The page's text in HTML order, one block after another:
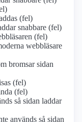
(fel)
snabbare (fel)
(fel)
webbläsare
bromsar sidan
(fel)
(fel)
så sidan laddar
används så sidan